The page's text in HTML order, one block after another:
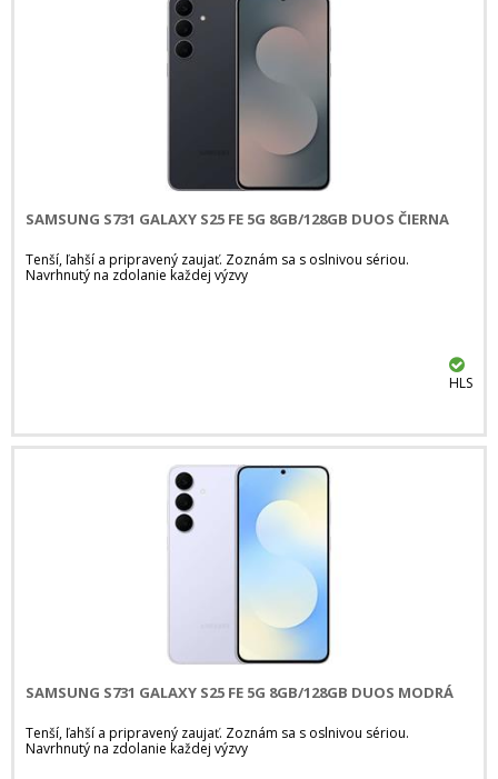
SAMSUNG S731 GALAXY S25 FE 5G 8GB/128GB DUOS ČIERNA
Tenší, ľahší a pripravený zaujať. Zoznám sa s oslnivou sériou.
Navrhnutý na zdolanie každej výzvy
HLS
SAMSUNG S731 GALAXY S25 FE 5G 8GB/128GB DUOS MODRÁ
Tenší, ľahší a pripravený zaujať. Zoznám sa s oslnivou sériou.
Navrhnutý na zdolanie každej výzvy